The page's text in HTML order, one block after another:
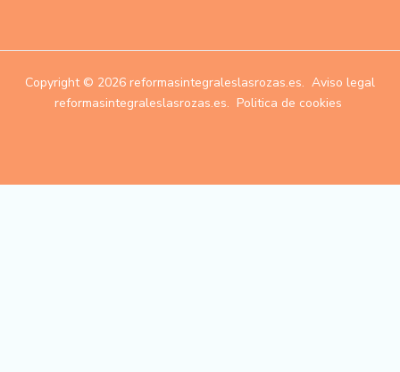
Copyright © 2026 reformasintegraleslasrozas.es. Aviso legal
reformasintegraleslasrozas.es. Politica de cookies